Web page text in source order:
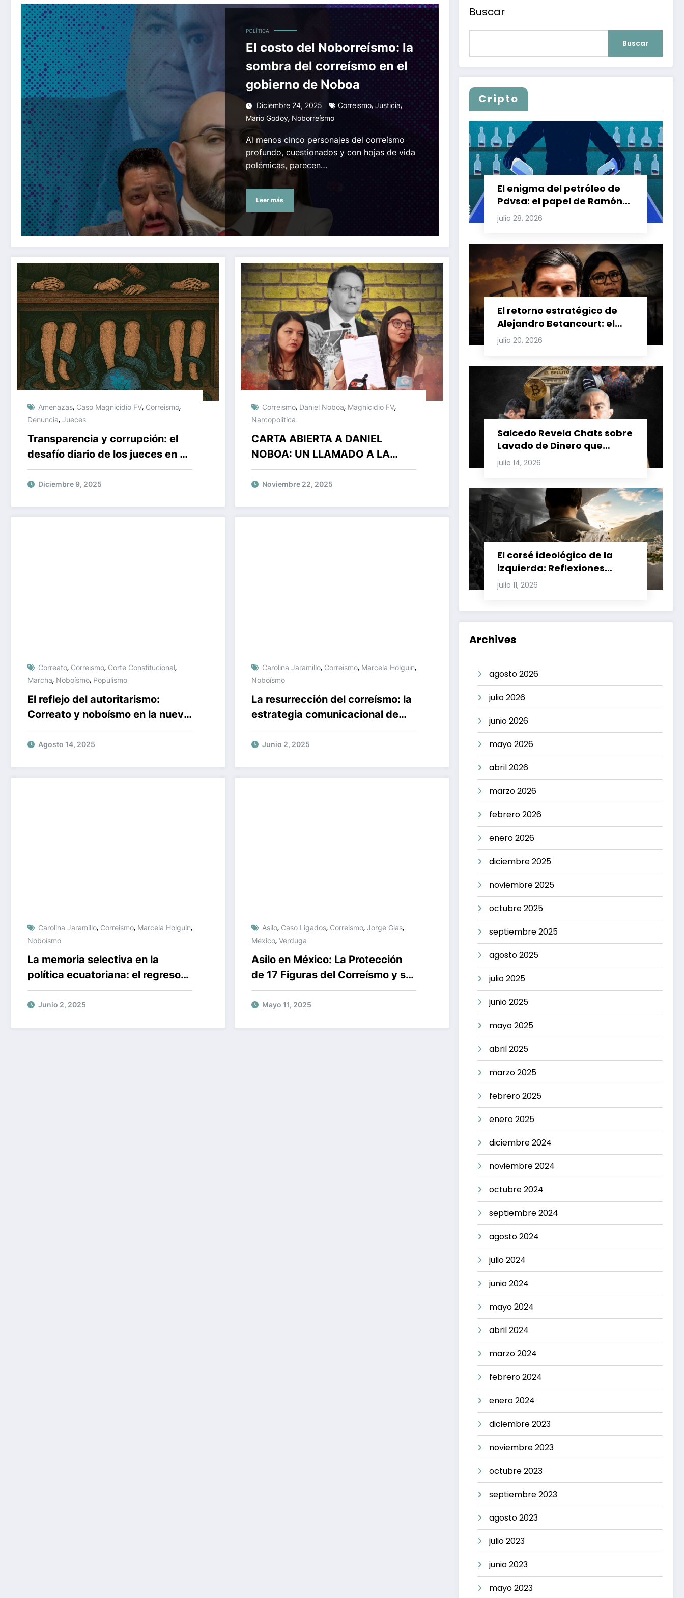
El costo del Noborreísmo: la sombra del correísmo en el gobierno de Noboa
POLÍTICA
El costo del Noborreísmo: la
sombra del correísmo en el
gobierno de Noboa
Diciembre 24, 2025 Correismo, Justicia,
Mario Godoy, Noborreísmo
Al menos cinco personajes del correísmo
profundo, cuestionados y con hojas de vida
polémicas, parecen…
Leer más
Amenazas, Caso Magnicidio FV, Correismo,
Denuncia, Jueces
Transparencia y corrupción: el
desafío diario de los jueces en el
caso Magnicidio FV
Diciembre 9, 2025
Correismo, Daniel Noboa, Magnicidio FV,
Narcopolitica
CARTA ABIERTA A DANIEL
NOBOA: UN LLAMADO A LA
JUSTICIA Y LA RENOVACIÓN EN
ECUADOR
Noviembre 22, 2025
Correato, Correismo, Corte Constitucional,
Marcha, Noboísmo, Populismo
El reflejo del autoritarismo:
Correato y noboísmo en la nueva
ola del populismo en Ecuador
Agosto 14, 2025
Carolina Jaramillo, Correismo, Marcela Holguin,
Noboísmo
La resurrección del correísmo: la
estrategia comunicacional de
Noboa y sus ecos del pasado
Junio 2, 2025
Carolina Jaramillo, Correismo, Marcela Holguin,
Noboísmo
La memoria selectiva en la
política ecuatoriana: el regreso
de los viejos fantasmas de la
comunicación gubernamental
Junio 2, 2025
Asilo, Caso Ligados, Correismo, Jorge Glas,
México, Verduga
Asilo en México: La Protección
de 17 Figuras del Correísmo y su
Impacto en la Justicia
Ecuatoriana
Mayo 11, 2025
Buscar
Buscar
Cripto
El enigma del petróleo de
Pdvsa: el papel de Ramón
Carretero en el triángulo de
Carretero y su impacto en
julio 28, 2026
El retorno estratégico de
Alejandro Betancourt: el
bolichico que desafía la
justicia y renueva su poder
venezolana
julio 20, 2026
Salcedo Revela Chats sobre
Lavado de Dinero que
Involucran a Glas, Correa y
Juan Fernando Petro en el
julio 14, 2026
El corsé ideológico de la
izquierda: Reflexiones
sobre el fracaso chavista y
la crisis moral en América
julio 11, 2026
Archives
agosto 2026
julio 2026
junio 2026
mayo 2026
abril 2026
marzo 2026
febrero 2026
enero 2026
diciembre 2025
noviembre 2025
octubre 2025
septiembre 2025
agosto 2025
julio 2025
junio 2025
mayo 2025
abril 2025
marzo 2025
febrero 2025
enero 2025
diciembre 2024
noviembre 2024
octubre 2024
septiembre 2024
agosto 2024
julio 2024
junio 2024
mayo 2024
abril 2024
marzo 2024
febrero 2024
enero 2024
diciembre 2023
noviembre 2023
octubre 2023
septiembre 2023
agosto 2023
julio 2023
junio 2023
mayo 2023